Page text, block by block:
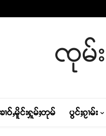
ၸုမ်း
ၶၢဝ်ႇမိူင်းႁူမ်ႈတုမ် ပွင်ႈၵႂၢမ်း